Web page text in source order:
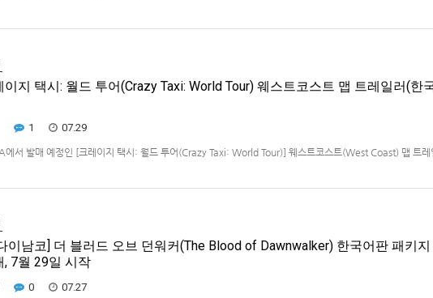
이지 택시: 월드 투어(Crazy Taxi: World Tour) 웨스트코스트 맵 트레일러(한
1 07.29
에서 발매 예정인 [크레이지 택시: 월드 투어(Crazy Taxi: World Tour)] 웨스트코스트(West Coast) 맵 트레
이남코] 더 블러드 오브 던워커(The Blood of Dawnwalker) 한국어판 패키
, 7월 29일 시작
0 07.27